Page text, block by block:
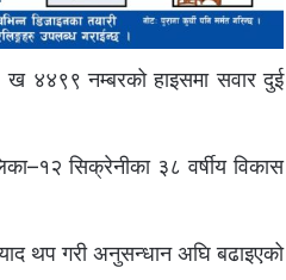
ख ४४९९ नम्बरको हाइसमा सवार दुई
सिक्रेनीका ३८ वर्षीय विकास
थप गरी अनुसन्धान अघि बढाइएको